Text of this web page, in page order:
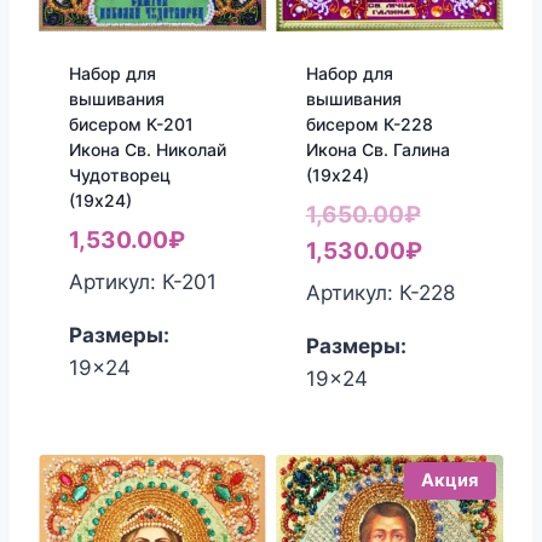
Набор для
вышивания
бисером К-201
Икона Св. Николай
Чудотворец
(19х24)
1,530.00₽
Артикул: К-201
Размеры:
19x24
Набор для
вышивания
бисером К-228
Икона Св. Галина
(19х24)
1,650.00₽
цена
1,530.00₽Текущая
цена:
Артикул: К-228
Размеры:
19x24
Акция